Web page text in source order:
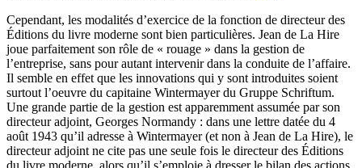
Cependant, les modalités d’exercice de la fonction de directeur des
Éditions du livre moderne sont bien particulières. Jean de La Hire
joue parfaitement son rôle de « rouage » dans la gestion de
l’entreprise, sans pour autant intervenir dans la conduite de l’affaire.
Il semble en effet que les innovations qui y sont introduites soient
surtout l’oeuvre du capitaine Wintermayer du Gruppe Schriftum.
Une grande partie de la gestion est apparemment assumée par son
directeur adjoint, Georges Normandy : dans une lettre datée du 4
août 1943 qu’il adresse à Wintermayer (et non à Jean de La Hire), le
directeur adjoint ne cite pas une seule fois le directeur des Éditions
du livre moderne, alors qu’il s’emploie à dresser le bilan des actions